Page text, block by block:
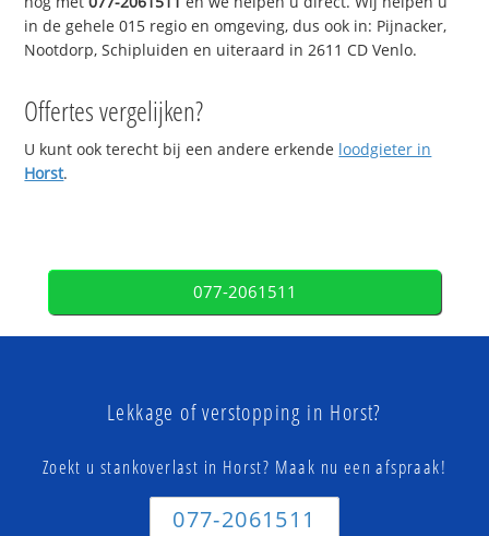
in de gehele 015 regio en omgeving, dus ook in: Pijnacker,
Nootdorp, Schipluiden en uiteraard in 2611 CD Venlo.
Offertes vergelijken?
U kunt ook terecht bij een andere erkende loodgieter in
Horst.
077-2061511
Lekkage of verstopping in Horst?
Zoekt u stankoverlast in Horst? Maak nu een afspraak!
077-2061511